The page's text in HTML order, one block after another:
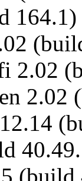
164.1)
2.02
2.02